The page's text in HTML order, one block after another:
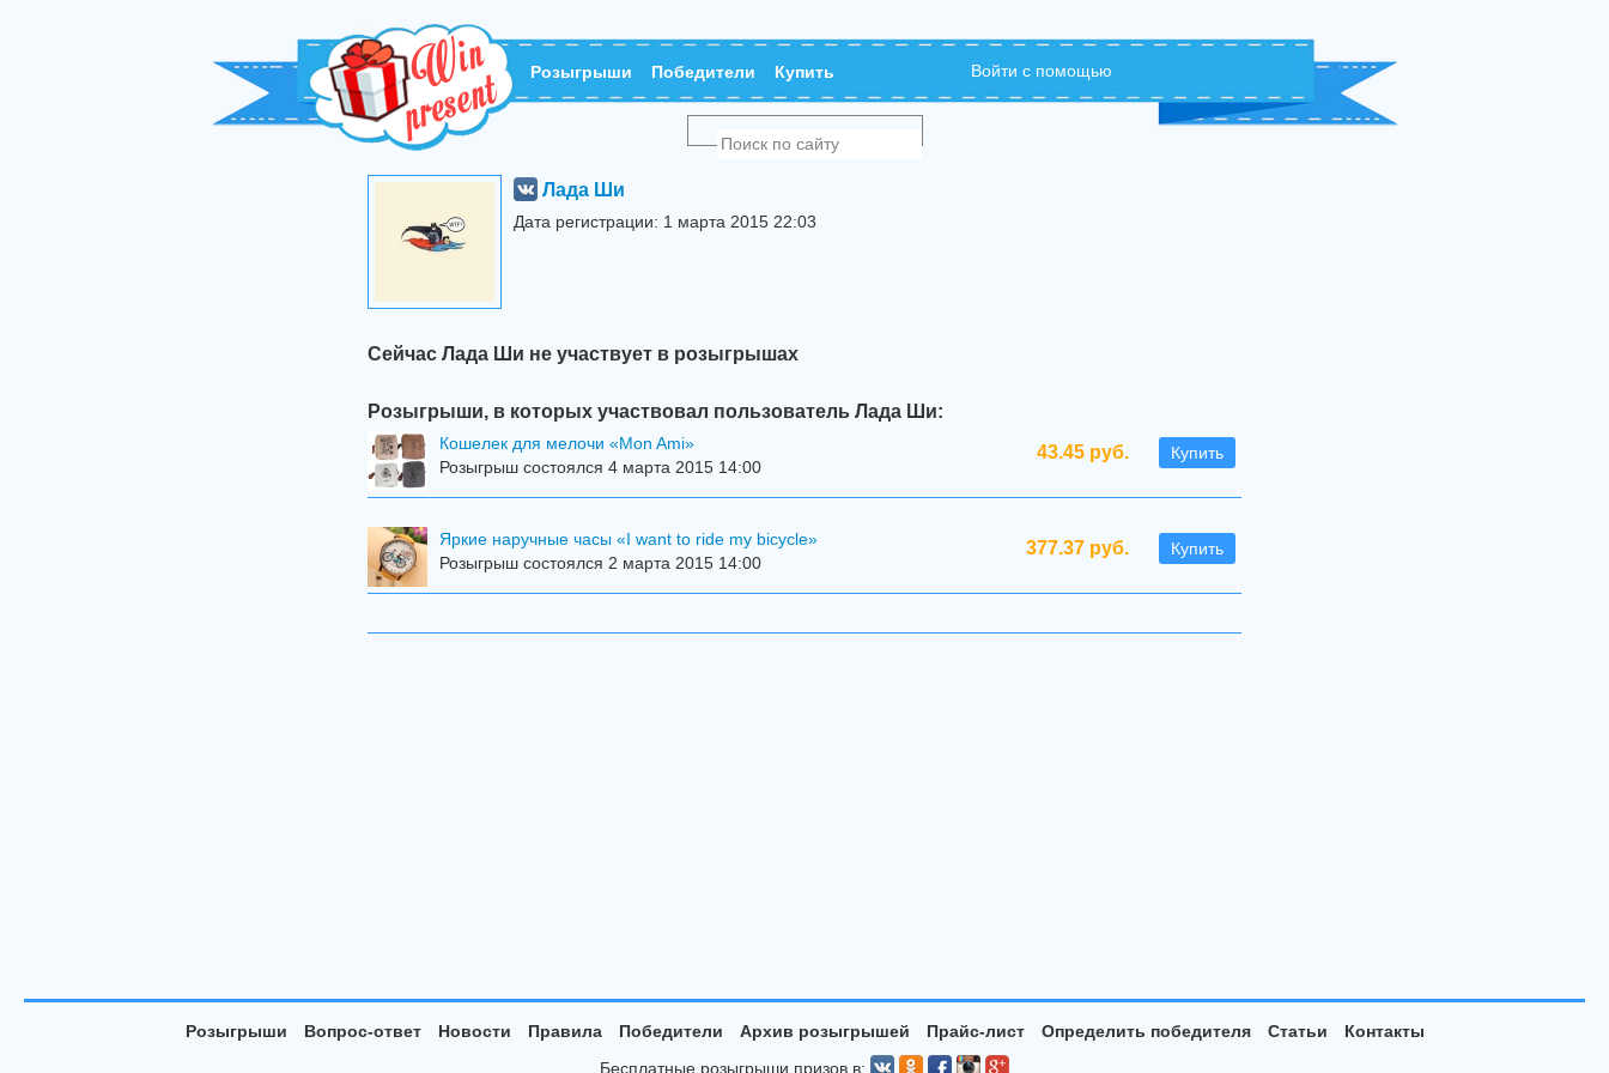
Розыгрыши Победители Купить Войти с помощью
Лада Ши
Дата регистрации: 1 марта 2015 22:03
Сейчас Лада Ши не участвует в розыгрышах
Розыгрыши, в которых участвовал пользователь Лада Ши:
43.45 руб. Купить
Кошелек для мелочи «Mon Ami»
Розыгрыш состоялся 4 марта 2015 14:00
377.37 руб. Купить
Яркие наручные часы «I want to ride my bicycle»
Розыгрыш состоялся 2 марта 2015 14:00
Розыгрыши Вопрос-ответ Новости Правила Победители Архив розыгрышей Прайс-лист Определить победителя Статьи
Контакты
Бесплатные розыгрыши призов в: